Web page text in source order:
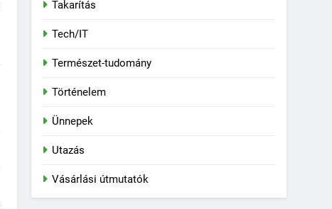
Takarítás
Tech/IT
Természet-tudomány
Történelem
Ünnepek
Utazás
Vásárlási útmutatók